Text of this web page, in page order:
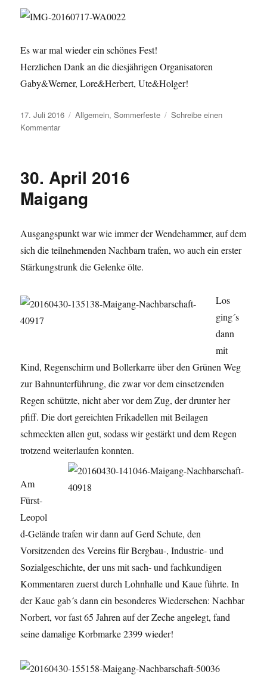
Es war mal wieder ein schönes Fest!
Herzlichen Dank an die diesjährigen Organisatoren
Gaby&Werner, Lore&Herbert, Ute&Holger!
Veröffentlicht
am
17. Juli 2016 Kategorien
Allgemein,Sommerfeste
Schreibe einen
Kommentarzu
Sommerfest
30. April 2016
Maigang
Ausgangspunkt war wie immer der Wendehammer, auf dem
sich die teilnehmenden Nachbarn trafen, wo auch ein erster
Stärkungstrunk die Gelenke ölte.
Los
ging´s
dann
mit
Kind, Regenschirm und Bollerkarre über den Grünen Weg
zur Bahnunterführung, die zwar vor dem einsetzenden
Regen schützte, nicht aber vor dem Zug, der drunter her
pfiff. Die dort gereichten Frikadellen mit Beilagen
schmeckten allen gut, sodass wir gestärkt und dem Regen
trotzend weiterlaufen konnten.
Am
Fürst-
Leopol
d-Gelände trafen wir dann auf Gerd Schute, den
Vorsitzenden des Vereins für Bergbau-, Industrie- und
Sozialgeschichte, der uns mit sach- und fachkundigen
Kommentaren zuerst durch Lohnhalle und Kaue führte. In
der Kaue gab´s dann ein besonderes Wiedersehen: Nachbar
Norbert, vor fast 65 Jahren auf der Zeche angelegt, fand
seine damalige Korbmarke 2399 wieder!